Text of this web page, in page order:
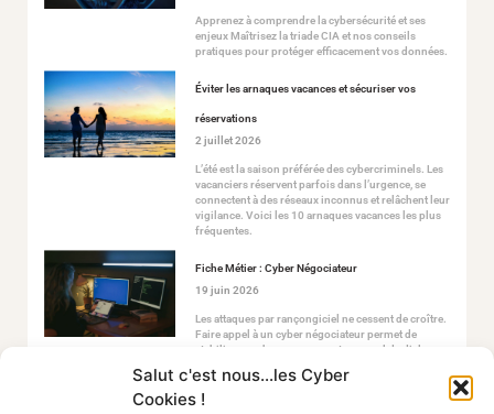
Salut c'est nous...les Cyber
Cookies !
Apprenez à comprendre la cybersécurité et ses
enjeux Maîtrisez la triade CIA et nos conseils
pratiques pour protéger efficacement vos données.
Éviter les arnaques vacances et sécuriser vos
réservations
2 juillet 2026
L’été est la saison préférée des cybercriminels. Les
vacanciers réservent parfois dans l’urgence, se
connectent à des réseaux inconnus et relâchent leur
vigilance. Voici les 10 arnaques vacances les plus
fréquentes.
Fiche Métier : Cyber Négociateur
19 juin 2026
Les attaques par rançongiciel ne cessent de croître.
Faire appel à un cyber négociateur permet de
stabiliser ce chaos en ouvrant un canal de dialogue